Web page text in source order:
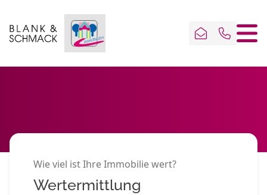
Wie viel ist Ihre Immobilie wert?
Wertermittlung